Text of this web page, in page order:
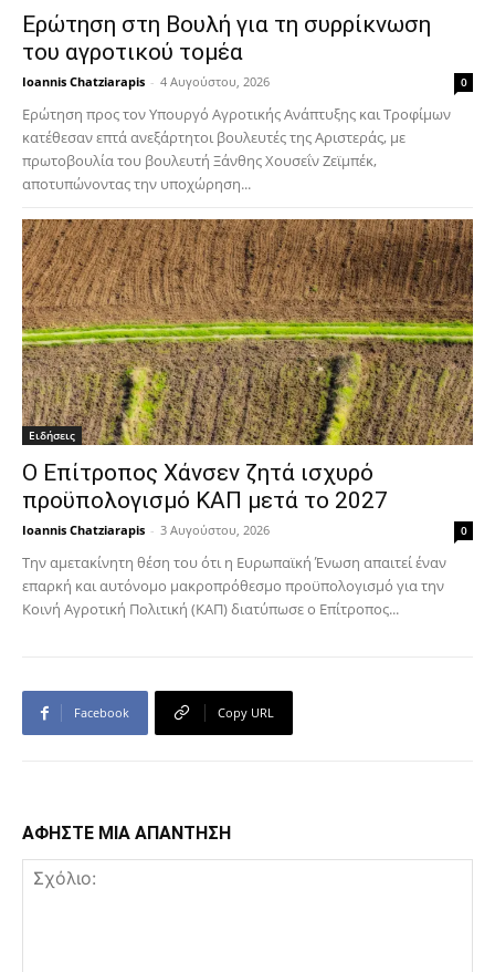
Ερώτηση στη Βουλή για τη συρρίκνωση
του αγροτικού τομέα
Ioannis Chatziarapis - 4 Αυγούστου, 2026 0
Ερώτηση προς τον Υπουργό Αγροτικής Ανάπτυξης και Τροφίμων
κατέθεσαν επτά ανεξάρτητοι βουλευτές της Αριστεράς, με
πρωτοβουλία του βουλευτή Ξάνθης Χουσεΐν Ζεϊμπέκ,
αποτυπώνοντας την υποχώρηση...
Ειδήσεις
Ο Επίτροπος Χάνσεν ζητά ισχυρό
προϋπολογισμό ΚΑΠ μετά το 2027
Ioannis Chatziarapis - 3 Αυγούστου, 2026 0
Την αμετακίνητη θέση του ότι η Ευρωπαϊκή Ένωση απαιτεί έναν
επαρκή και αυτόνομο μακροπρόθεσμο προϋπολογισμό για την
Κοινή Αγροτική Πολιτική (ΚΑΠ) διατύπωσε ο Επίτροπος...
Facebook Copy URL
ΑΦΗΣΤΕ ΜΙΑ ΑΠΑΝΤΗΣΗ